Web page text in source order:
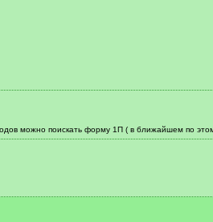
можно поискать форму 1П ( в ближайшем по